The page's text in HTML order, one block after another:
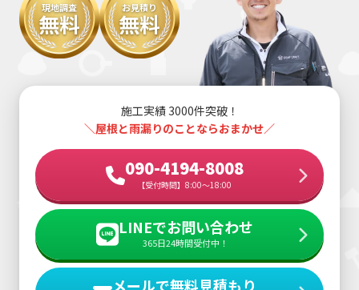
現地調査
無料
お見積り
無料
施工実績 3000件突破！
＼屋根と雨漏りのことならおまかせ／
090-4194-8008
【受付時間】8:00～18:00
LINEでお問い合わせ
365日24時間受付中！
メールで無料見積もり